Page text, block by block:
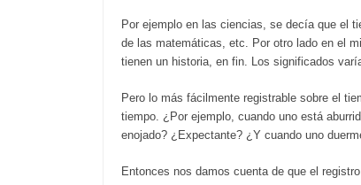
Por ejemplo en las ciencias, se decía que el
de las matemáticas, etc. Por otro lado en el
tienen un historia, en fin. Los significados
Pero lo más fácilmente registrable sobre el
tiempo. ¿Por ejemplo, cuando uno está
enojado? ¿Expectante? ¿Y cuando uno
Entonces nos damos cuenta de que el